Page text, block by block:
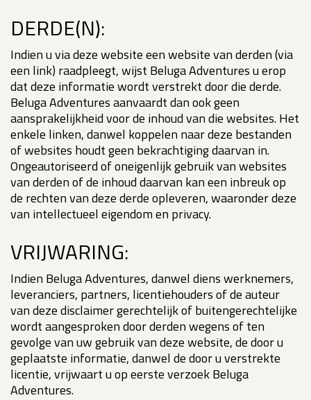
DERDE(N):
Indien u via deze website een website van derden (via
een link) raadpleegt, wijst Beluga Adventures u erop
dat deze informatie wordt verstrekt door die derde.
Beluga Adventures aanvaardt dan ook geen
aansprakelijkheid voor de inhoud van die websites. Het
enkele linken, danwel koppelen naar deze bestanden
of websites houdt geen bekrachtiging daarvan in.
Ongeautoriseerd of oneigenlijk gebruik van websites
van derden of de inhoud daarvan kan een inbreuk op
de rechten van deze derde opleveren, waaronder deze
van intellectueel eigendom en privacy.
VRIJWARING:
Indien Beluga Adventures, danwel diens werknemers,
leveranciers, partners, licentiehouders of de auteur
van deze disclaimer gerechtelijk of buitengerechtelijke
wordt aangesproken door derden wegens of ten
gevolge van uw gebruik van deze website, de door u
geplaatste informatie, danwel de door u verstrekte
licentie, vrijwaart u op eerste verzoek Beluga
Adventures.